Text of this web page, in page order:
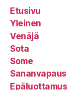
Etusivu
Yleinen
Venäjä
Sota
Some
Sananvapaus
Epäluottamus